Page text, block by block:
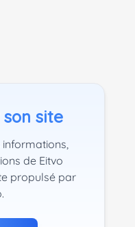
site
informations,
de Eitvo
propulsé par